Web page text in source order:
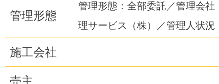
管理形態
管理形態：全部委託／管理会社
理サービス（株）／管理人状況
施工会社
売主